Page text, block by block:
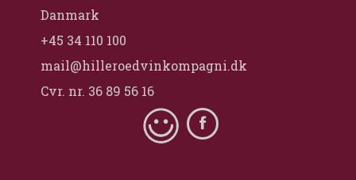
Danmark
+45 34 110 100
mail@hilleroedvinkompagni.dk
Cvr. nr. 36 89 56 16